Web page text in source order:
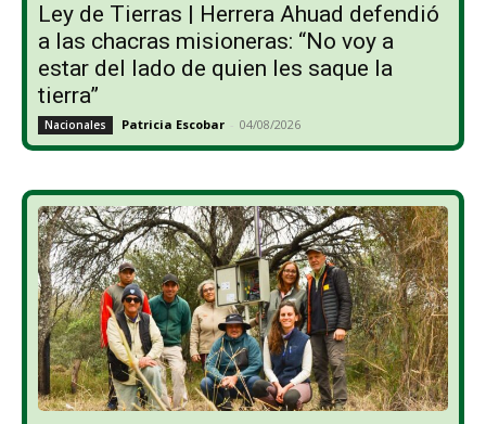
Ley de Tierras | Herrera Ahuad defendió
a las chacras misioneras: “No voy a
estar del lado de quien les saque la
tierra”
Nacionales Patricia Escobar - 04/08/2026